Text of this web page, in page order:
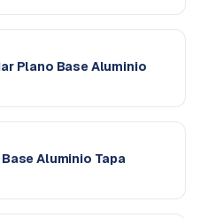
Plano Base Aluminio
Aluminio Tapa